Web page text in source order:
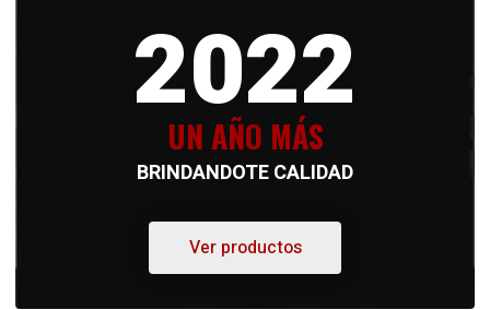
2022
UN AÑO MÁS
BRINDANDOTE CALIDAD
Ver productos